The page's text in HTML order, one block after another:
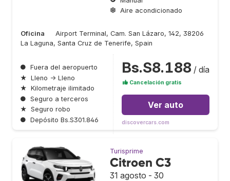
Aire acondicionado
Oficina
Airport Terminal, Cam. San Lázaro, 142, 38206
La Laguna, Santa Cruz de Tenerife, Spain
● Fuera del aeropuerto
★ Lleno → Lleno
★ Kilometraje ilimitado
● Seguro a terceros
★ Seguro robo
● Depósito Bs.S301.846
Bs.S8.188 / día
Cancelación gratis
Ver auto
discovercars.com
Turisprime
Citroen C3
31 agosto - 30